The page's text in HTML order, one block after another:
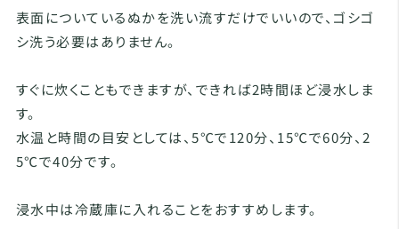
表面についているぬかを洗い流すだけでいいので、ゴシゴ
シ洗う必要はありません。
すぐに炊くこともできますが、できれば2時間ほど浸水しま
す。
水温と時間の目安としては、5℃で120分、15℃で60分、2
5℃で40分です。
浸水中は冷蔵庫に入れることをおすすめします。